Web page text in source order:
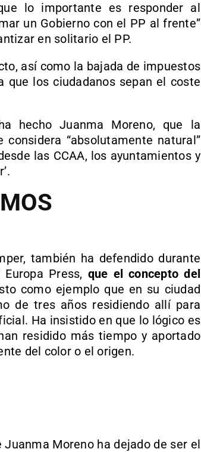
lo importante es responder al
un Gobierno con el PP al frente”
en solitario el PP.
así como la bajada de impuestos
que los ciudadanos sepan el coste
hecho Juanma Moreno, que la
considera “absolutamente natural”
las CCAA, los ayuntamientos y
también ha defendido durante
Press, que el concepto del
como ejemplo que en su ciudad
de tres años residiendo allí para
Ha insistido en que lo lógico es
residido más tiempo y aportado
del color o el origen.
Moreno ha dejado de ser el